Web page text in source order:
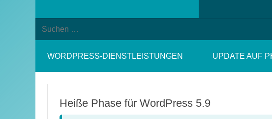
Suchformular
Suchen
WORDPRESS-DIENSTLEISTUNGEN UPDATE AUF
Heiße Phase für WordPress 5.9